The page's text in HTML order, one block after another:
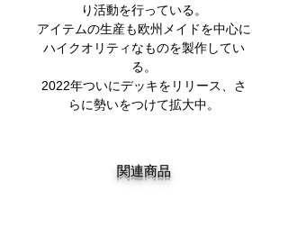
り活動を行っている。
アイテムの生産も欧州メイドを中心に
ハイクオリティなものを製作してい
る。
2022年ついにデッキをリリース、さ
らに勢いをつけて拡大中​。
関連商品